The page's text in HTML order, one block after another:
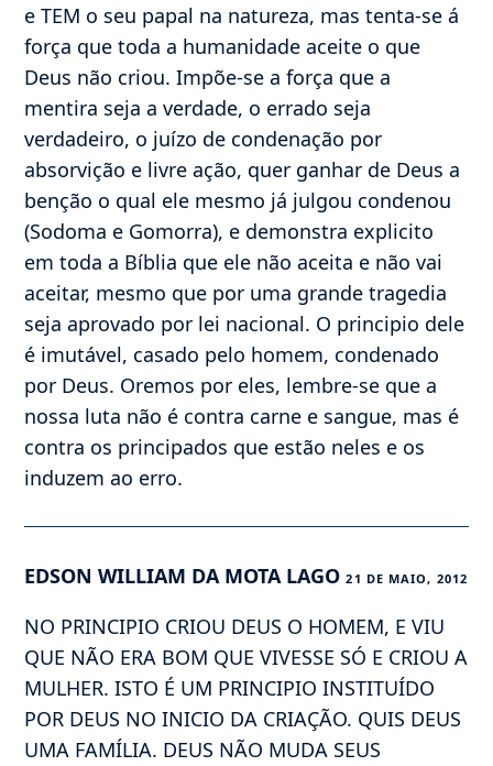
e TEM o seu papal na natureza, mas tenta-se á
força que toda a humanidade aceite o que
Deus não criou. Impõe-se a força que a
mentira seja a verdade, o errado seja
verdadeiro, o juízo de condenação por
absorvição e livre ação, quer ganhar de Deus a
benção o qual ele mesmo já julgou condenou
(Sodoma e Gomorra), e demonstra explicito
em toda a Bíblia que ele não aceita e não vai
aceitar, mesmo que por uma grande tragedia
seja aprovado por lei nacional. O principio dele
é imutável, casado pelo homem, condenado
por Deus. Oremos por eles, lembre-se que a
nossa luta não é contra carne e sangue, mas é
contra os principados que estão neles e os
induzem ao erro.
EDSON WILLIAM DA MOTA LAGO21 DE MAIO, 2012
NO PRINCIPIO CRIOU DEUS O HOMEM, E VIU
QUE NÃO ERA BOM QUE VIVESSE SÓ E CRIOU A
MULHER. ISTO É UM PRINCIPIO INSTITUÍDO
POR DEUS NO INICIO DA CRIAÇÃO. QUIS DEUS
UMA FAMÍLIA. DEUS NÃO MUDA SEUS